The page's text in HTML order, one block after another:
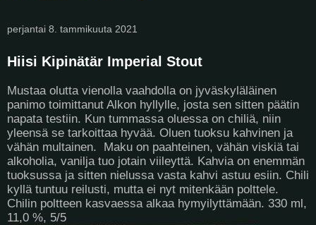
perjantai 8. tammikuuta 2021
Hiisi Kipinätär Imperial Stout
Mustaa olutta vienolla vaahdolla on jyväskyläläinen
panimo toimittanut Alkon hyllylle, josta sen sitten päätin
napata testiin. Kun tummassa oluessa on chiliä, niin
yleensä se tarkoittaa hyvää. Oluen tuoksu kahvinen ja
vähän multainen. Maku on paahteinen, vähän viskiä tai
alkoholia, vanilja tuo jotain viileyttä. Kahvia on enemmän
tuoksussa ja sitten nielussa vasta kahvi astuu esiin. Chili
kyllä tuntuu reilusti, mutta ei nyt mitenkään polttele.
Chilin poltteen kasvaessa alkaa hymyilyttämään. 330 ml,
11,0 %, 5/5